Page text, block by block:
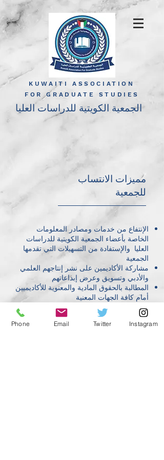
KUWAITI ASSOCIATION
FOR GRADUATE STUDIES
الجمعية الكويتية للدراسات العليا
مميزات الانتساب
للجمعية
الإنتفاع من خدمات ومصادر المعلومات
الخاصة بأعضاء الجمعية الكويتية للدراسات
العليا والإستفادة من التسهيلات التي تقدمها
الجمعية
مشاركة الأكاديمين على نشر إنتاجهم العلمي
والأدبي وتسويق وعرض إبداعاتهم
المطالبة بالحقوق المادية والمعنوية للأكاديميين
أمام كافة الجهات المعنية
المشاركة بالمؤتمرات العلمية والندوات
والملتقيات العلمية وتطوير المعلومات
والمعارف لدى المنتسبين للرقي بمستواهمPhone Email Twitter Instagram